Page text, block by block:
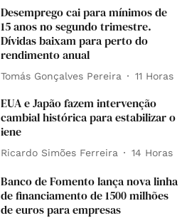
Desemprego cai para mínimos de
15 anos no segundo trimestre.
Dívidas baixam para perto do
rendimento anual
Tomás Gonçalves Pereira 11 Horas
EUA e Japão fazem intervenção
cambial histórica para estabilizar o
iene
Ricardo Simões Ferreira 14 Horas
Banco de Fomento lança nova linha
de financiamento de 1500 milhões
de euros para empresas